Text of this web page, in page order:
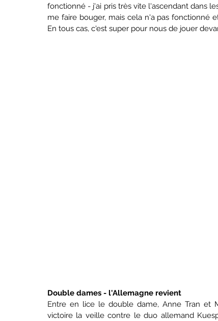
fonctionné - j'ai pris très vite l'ascendant dans
me faire bouger, mais cela n'a pas fonctionné
En tous cas, c'est super pour nous de jouer
Double dames - l'Allemagne revient
Entre en lice le double dame, Anne Tran et
victoire la veille contre le duo allemand